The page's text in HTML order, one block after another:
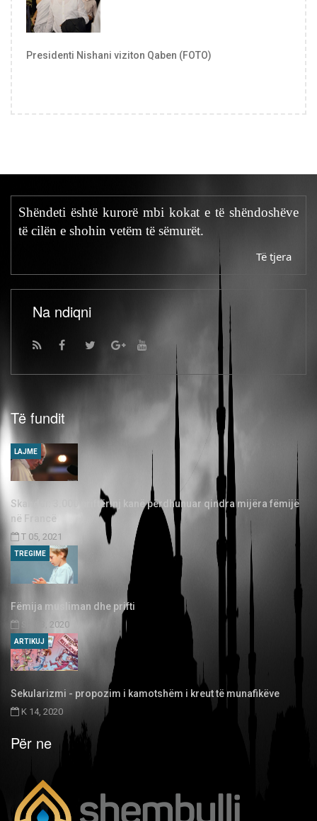
Presidenti Nishani viziton Qaben (FOTO)
Shëndeti është kurorë mbi kokat e të shëndoshëve
të cilën e shohin vetëm të sëmurët.
Të tjera
Na ndiqni
Të fundit
Skandal: 3.000 priftërinj kanë përdhunuar qindra mijëra fëmijë
në Francë
T 05, 2021
LAJME
Fëmija musliman dhe prifti
SH 03, 2020
TREGIME
Sekularizmi - propozim i kamotshëm i kreut të munafikëve
K 14, 2020
ARTIKUJ
Për ne